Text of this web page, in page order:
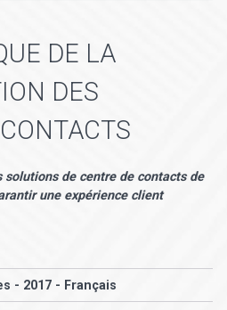
DE LA
DES
solutions de centre de contacts de
une expérience client
- 2017 - Français